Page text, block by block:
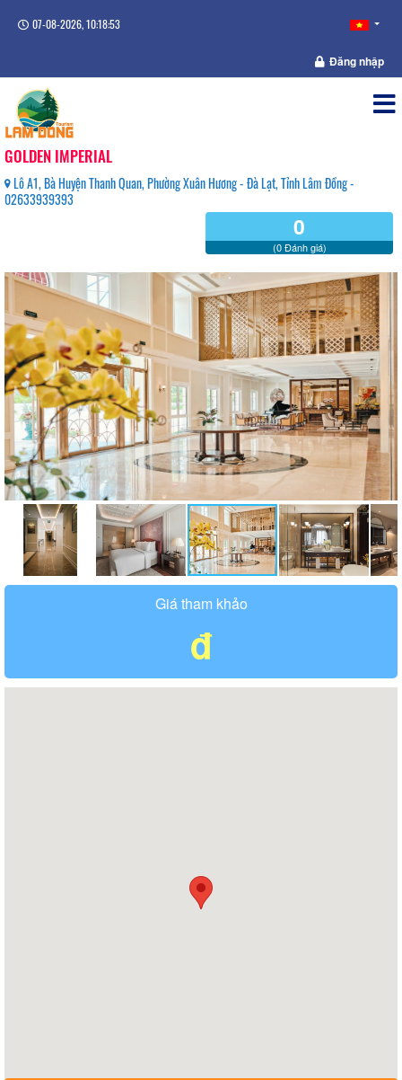
07-08-2026, 10:18:53
Đăng nhập
GOLDEN IMPERIAL
Lô A1, Bà Huyện Thanh Quan, Phường Xuân Hương - Đà Lạt, Tỉnh Lâm Đồng -
02633939393
0
(0 Đánh giá)
Giá tham khảo
đ